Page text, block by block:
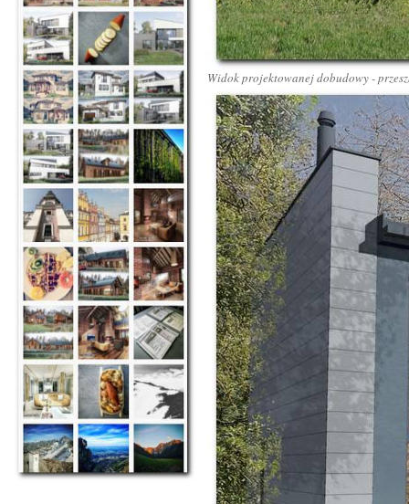
Widok projektowanej dobudowy -